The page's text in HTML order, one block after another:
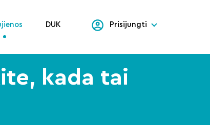
DUK Prisijungti
kada tai